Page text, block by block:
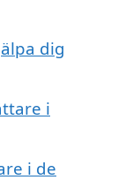
dig
i
i de